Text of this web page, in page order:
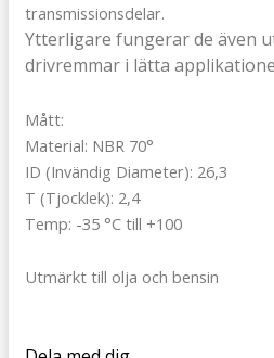
transmissionsdelar.
Ytterligare fungerar de även
drivremmar i lätta
Mått:
Material: NBR 70°
ID (Invändig Diameter): 26,3
T (Tjocklek): 2,4
Temp: -35 °C till +100
Utmärkt till olja och bensin